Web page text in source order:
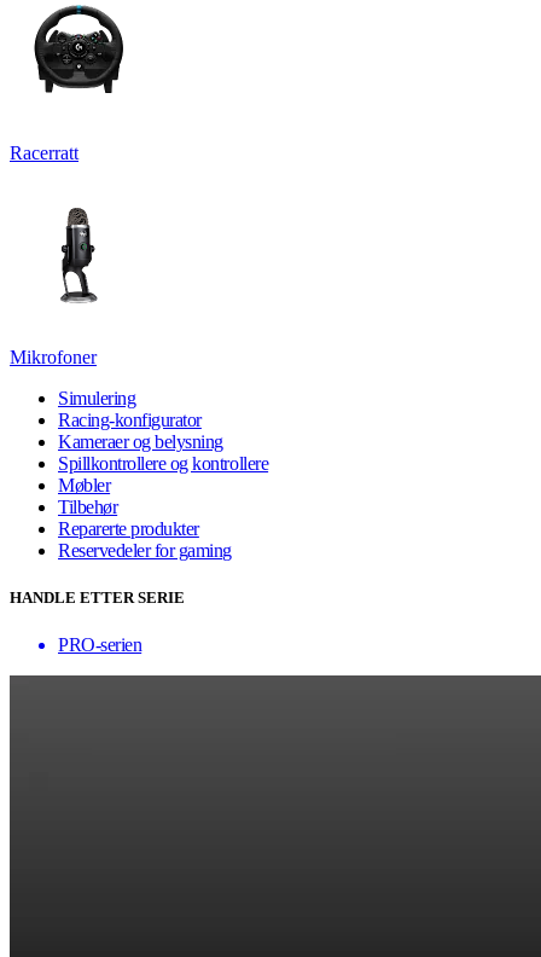
Racerratt
Mikrofoner
Simulering
Racing-konfigurator
Kameraer og belysning
Spillkontrollere og kontrollere
Møbler
Tilbehør
Reparerte produkter
Reservedeler for gaming
HANDLE ETTER SERIE
PRO-serien